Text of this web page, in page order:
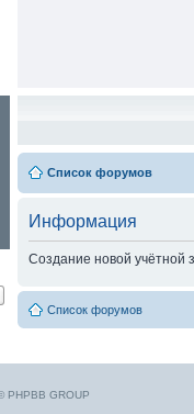
Список форумов
Информация
Создание новой учётной
Список форумов
PHPBB GROUP